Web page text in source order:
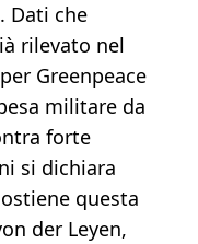
Dati che
rilevato nel
Greenpeace
militare da
forte
si dichiara
questa
der Leyen,